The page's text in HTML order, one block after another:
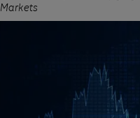
Markets